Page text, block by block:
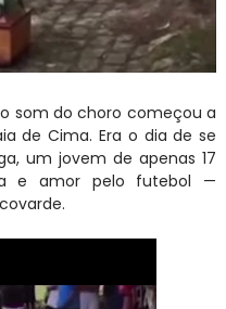
som do choro começou a
de Cima. Era o dia de se
um jovem de apenas 17
e amor pelo futebol —